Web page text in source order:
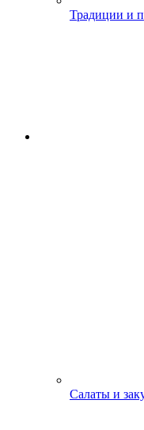
Традиции и
Салаты и